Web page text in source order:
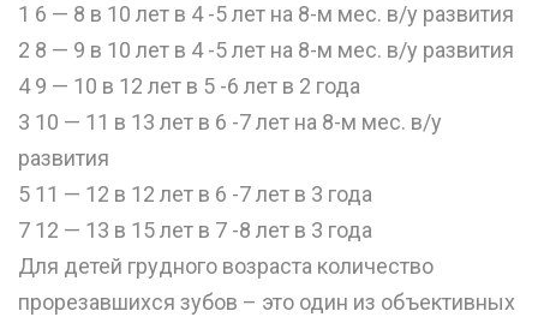
1 6 — 8 в 10 лет в 4 -5 лет на 8-м мес. в/у развития
2 8 — 9 в 10 лет в 4 -5 лет на 8-м мес. в/у развития
4 9 — 10 в 12 лет в 5 -6 лет в 2 года
3 10 — 11 в 13 лет в 6 -7 лет на 8-м мес. в/у
развития
5 11 — 12 в 12 лет в 6 -7 лет в 3 года
7 12 — 13 в 15 лет в 7 -8 лет в 3 года
Для детей грудного возраста количество
прорезавшихся зубов – это один из объективных